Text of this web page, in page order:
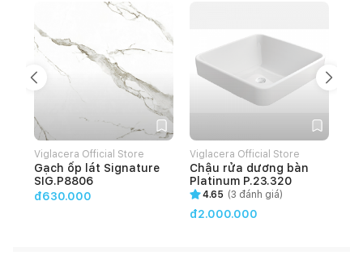
Viglacera Official Store
Gạch ốp lát Signature
SIG.P8806
đ630.000
Viglacera Official Store
Chậu rửa dương bàn
Platinum P.23.320
4.65 (3 đánh giá)
đ2.000.000